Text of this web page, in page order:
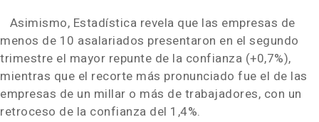
Asimismo, Estadística revela que las empresas de
menos de 10 asalariados presentaron en el segundo
trimestre el mayor repunte de la confianza (+0,7%),
mientras que el recorte más pronunciado fue el de las
empresas de un millar o más de trabajadores, con un
retroceso de la confianza del 1,4%.